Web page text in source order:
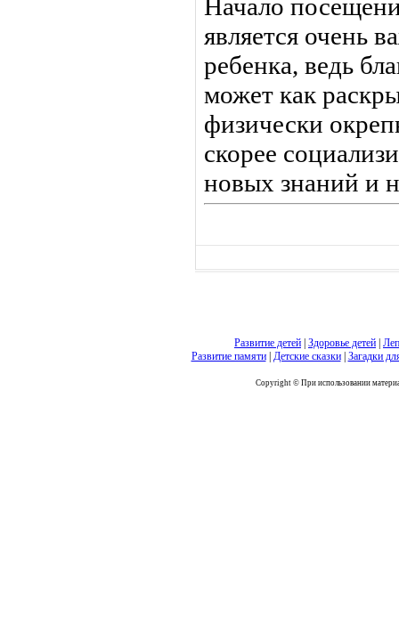
Начало
является очень
ребенка, ведь
может как
физически
скорее
новых знаний и
Развитие детей Здоровье детей
Развитие памяти| Детские сказки| Загадки
Copyright © При использовании